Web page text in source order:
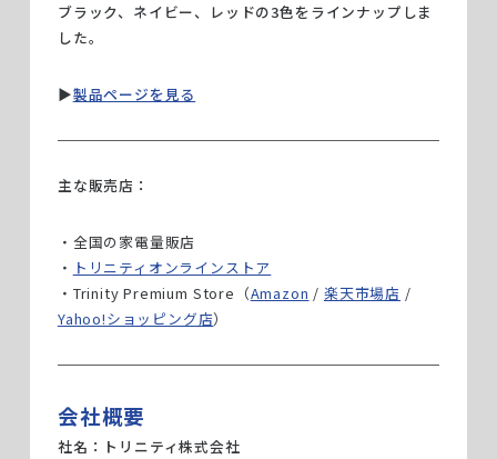
ブラック、ネイビー、レッドの3色をラインナップしま
した。
▶︎製品ページを見る
主な販売店：
・全国の家電量販店
・ トリニティオンラインストア
・Trinity Premium Store（Amazon / 楽天市場店 /
Yahoo!ショッピング店）
会社概要
社名：トリニティ株式会社